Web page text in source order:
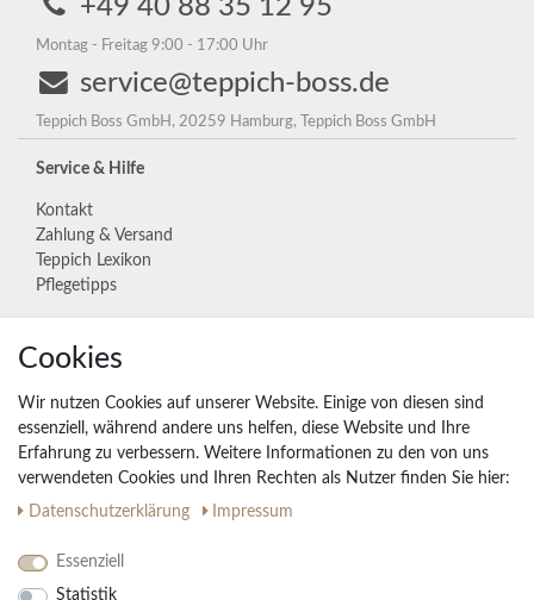
+49 40 88 35 12 95
Montag - Freitag 9:00 - 17:00 Uhr
service@teppich-boss.de
Teppich Boss GmbH, 20259 Hamburg, Teppich Boss GmbH
Service & Hilfe
Kontakt
Zahlung & Versand
Teppich Lexikon
Pflegetipps
Unternehmen
Widerrufs­recht
Vertrag widerrufen
Impressum
Daten­schutz­erklärung
AGB
Cookies
Wir nutzen Cookies auf unserer Website. Einige von diesen sind
essenziell, während andere uns helfen, diese Website und Ihre
Erfahrung zu verbessern. Weitere Informationen zu den von uns
verwendeten Cookies und Ihren Rechten als Nutzer finden Sie hier:
Daten­schutz­erklärung
Impressum
Essenziell
Statistik